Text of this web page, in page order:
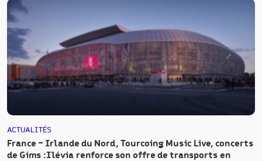
ACTUALITÉS
France – Irlande du Nord, Tourcoing Music Live, concerts
de Gims : Ilévia renforce son offre de transports en